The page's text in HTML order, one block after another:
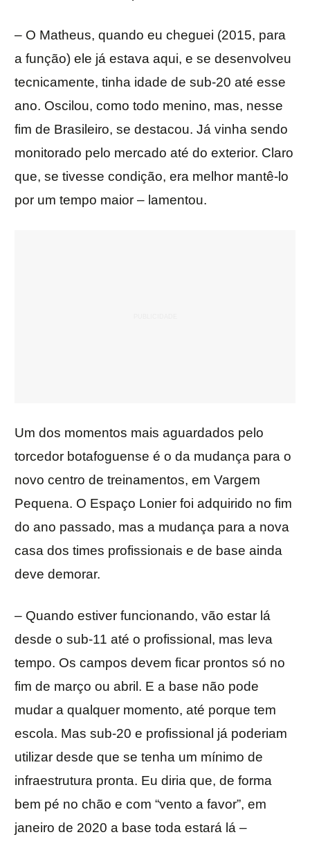
– O Matheus, quando eu cheguei (2015, para
a função) ele já estava aqui, e se desenvolveu
tecnicamente, tinha idade de sub-20 até esse
ano. Oscilou, como todo menino, mas, nesse
fim de Brasileiro, se destacou. Já vinha sendo
monitorado pelo mercado até do exterior. Claro
que, se tivesse condição, era melhor mantê-lo
por um tempo maior – lamentou.
Um dos momentos mais aguardados pelo
torcedor botafoguense é o da mudança para o
novo centro de treinamentos, em Vargem
Pequena. O Espaço Lonier foi adquirido no fim
do ano passado, mas a mudança para a nova
casa dos times profissionais e de base ainda
deve demorar.
– Quando estiver funcionando, vão estar lá
desde o sub-11 até o profissional, mas leva
tempo. Os campos devem ficar prontos só no
fim de março ou abril. E a base não pode
mudar a qualquer momento, até porque tem
escola. Mas sub-20 e profissional já poderiam
utilizar desde que se tenha um mínimo de
infraestrutura pronta. Eu diria que, de forma
bem pé no chão e com “vento a favor”, em
janeiro de 2020 a base toda estará lá –